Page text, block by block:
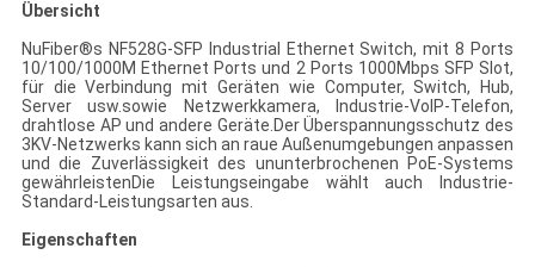
Übersicht
NuFiber®s NF528G-SFP Industrial Ethernet Switch, mit 8 Ports
10/100/1000M Ethernet Ports und 2 Ports 1000Mbps SFP Slot,
für die Verbindung mit Geräten wie Computer, Switch, Hub,
Server usw.sowie Netzwerkkamera, Industrie-VoIP-Telefon,
drahtlose AP und andere Geräte.Der Überspannungsschutz des
3KV-Netzwerks kann sich an raue Außenumgebungen anpassen
und die Zuverlässigkeit des ununterbrochenen PoE-Systems
gewährleistenDie Leistungseingabe wählt auch Industrie-
Standard-Leistungsarten aus.
Eigenschaften